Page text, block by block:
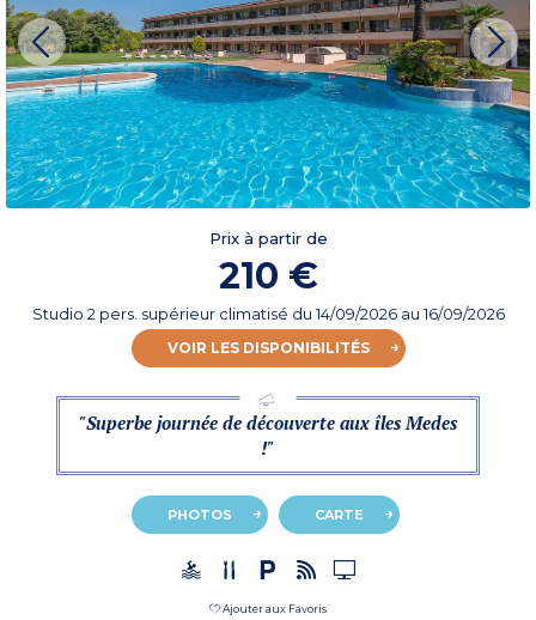
Prix à partir de
210 €
Studio 2 pers. supérieur climatisé du14/09/2026au 16/09/2026
VOIR LES DISPONIBILITÉS
"Superbe journée de découverte aux îles Medes
!"
PHOTOS CARTE
Ajouter aux Favoris